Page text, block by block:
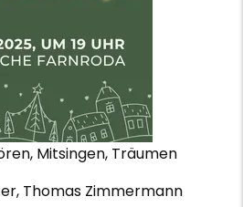
Mitsingen, Träumen
Thomas Zimmermann